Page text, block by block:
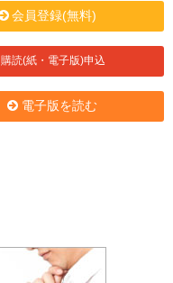
会員登録(無料)
購読(紙・電子版)申込
電子版を読む